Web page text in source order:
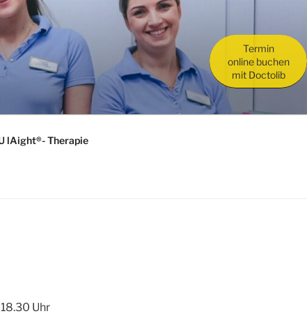
lAight®- Therapie
Uhr
Termin
online buchen
mit Doctolib